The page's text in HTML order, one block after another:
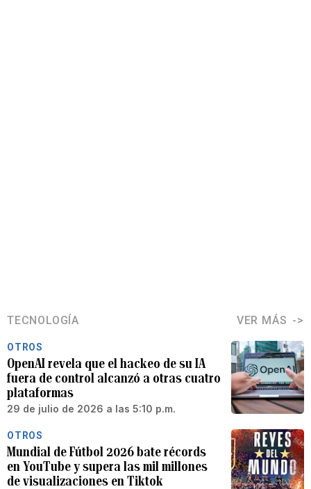
TECNOLOGÍA VER MÁS
OTROS
OpenAI revela que el hackeo de su IA
fuera de control alcanzó a otras cuatro
plataformas
29 de julio de 2026 a las 5:10 p.m.
OTROS
Mundial de Fútbol 2026 bate récords
en YouTube y supera las mil millones
de visualizaciones en Tiktok